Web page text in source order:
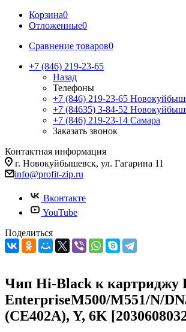
Корзина0
Отложенные0
Сравнение товаров0
+7 (846) 219-23-65
Назад
Телефоны
+7 (846) 219-23-65
+7 (84635) 3-84-52
+7 (846) 219-23-14 Самара
Заказать звонок
Контактная информация
г. Новокуйбышевск, ул. Гагарина 11
info@profit-zip.ru
Вконтакте
YouTube
Поделиться
Чип Hi-Black к картриджу
EnterpriseM500/M551/N/
(CE402A), Y, 6K